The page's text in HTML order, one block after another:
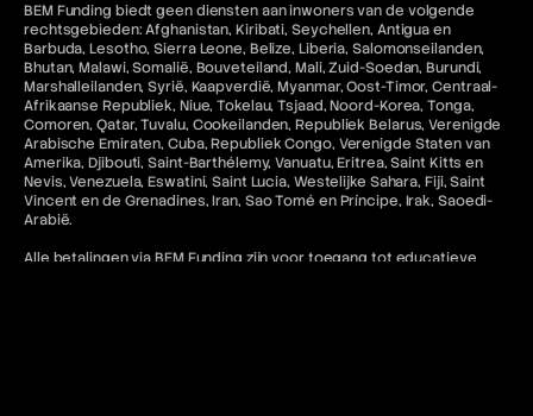
BEM Funding biedt geen diensten aan inwoners van de volgende
rechtsgebieden: Afghanistan, Kiribati, Seychellen, Antigua en
Barbuda, Lesotho, Sierra Leone, Belize, Liberia, Salomonseilanden,
Bhutan, Malawi, Somalië, Bouveteiland, Mali, Zuid-Soedan, Burundi,
Marshalleilanden, Syrië, Kaapverdië, Myanmar, Oost-Timor, Centraal-
Afrikaanse Republiek, Niue, Tokelau, Tsjaad, Noord-Korea, Tonga,
Comoren, Qatar, Tuvalu, Cookeilanden, Republiek Belarus, Verenigde
Arabische Emiraten, Cuba, Republiek Congo, Verenigde Staten van
Amerika, Djibouti, Saint-Barthélemy, Vanuatu, Eritrea, Saint Kitts en
Nevis, Venezuela, Eswatini, Saint Lucia, Westelijke Sahara, Fiji, Saint
Vincent en de Grenadines, Iran, Sao Tomé en Príncipe, Irak, Saoedi-
Arabië.
Alle betalingen via BEM Funding zijn voor toegang tot educatieve